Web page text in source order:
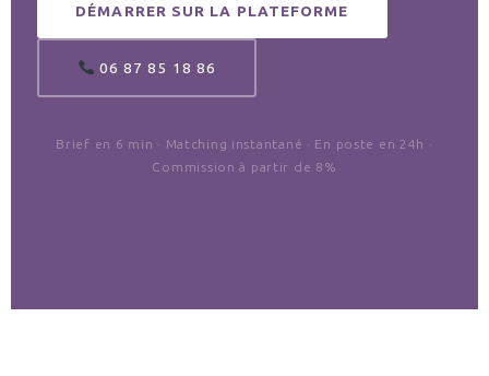
DÉMARRER SUR LA PLATEFORME
06 87 85 18 86
Brief en 6 min · Matching instantané · En poste en 24h ·
Commission à partir de 8%